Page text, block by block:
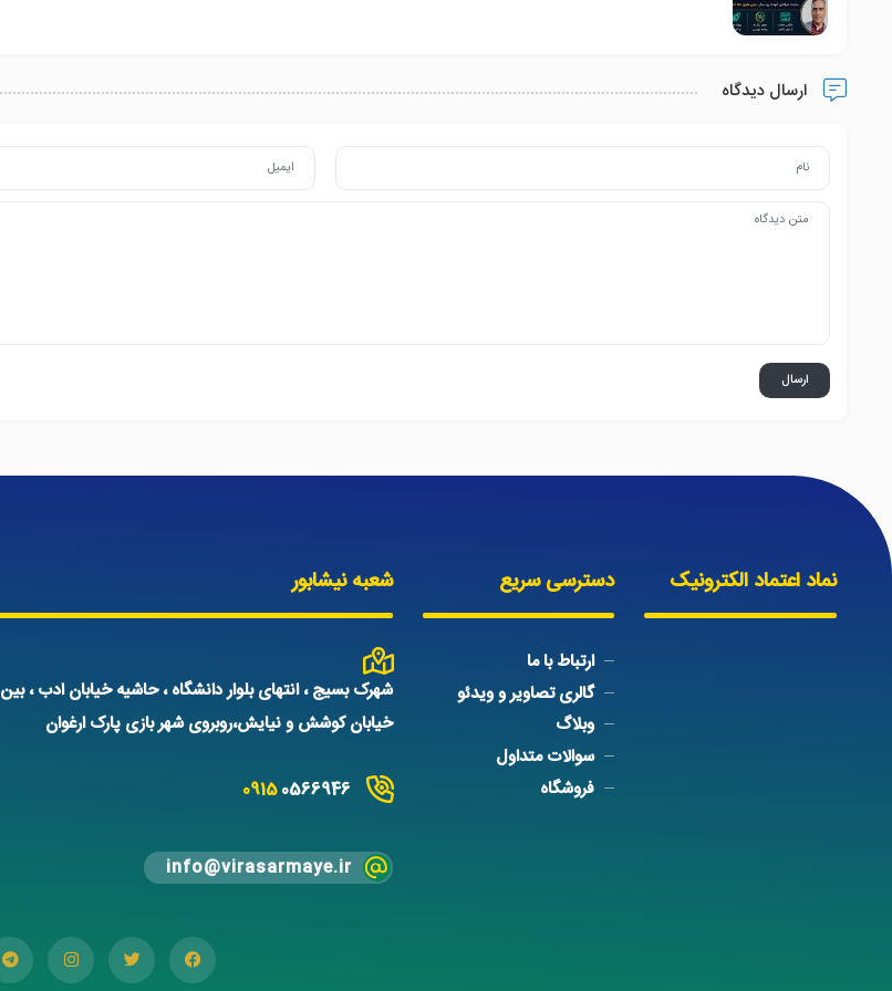
ارسال دیدگاه
نماد اعتماد الکترونیک دسترسی سریع
ارتباط با ما
گالری تصاویر و ویدئو
وبلاگ
سوالات متداول
فروشگاه
شعبه نیشابور
شهرک بسیج ، انتهای بلوار دانشگاه ، حاشیه خیابان ادب ، بین
خیابان کوشش و نیایش،روبروی شهر بازی پارک ارغوان
09150566946
info@virasarmaye.ir